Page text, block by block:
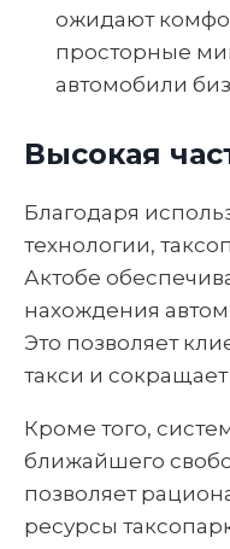
ожидают
просторные
автомобили
Высокая
Благодаря
технологии,
Актобе
нахождения
Это позволяет
такси и
Кроме того,
ближайшего
позволяет
ресурсы